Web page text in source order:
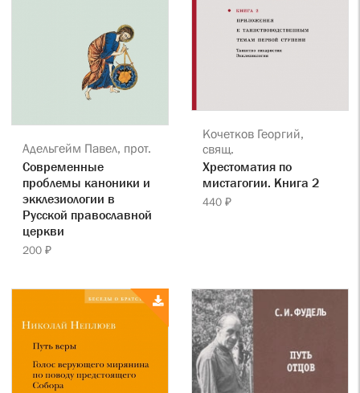
Адельгейм Павел, прот.
Современные
проблемы каноники и
экклезиологии в
Русской православной
церкви
200 ₽
Кочетков Георгий,
свящ.
Хрестоматия по
мистагогии. Книга 2
440 ₽